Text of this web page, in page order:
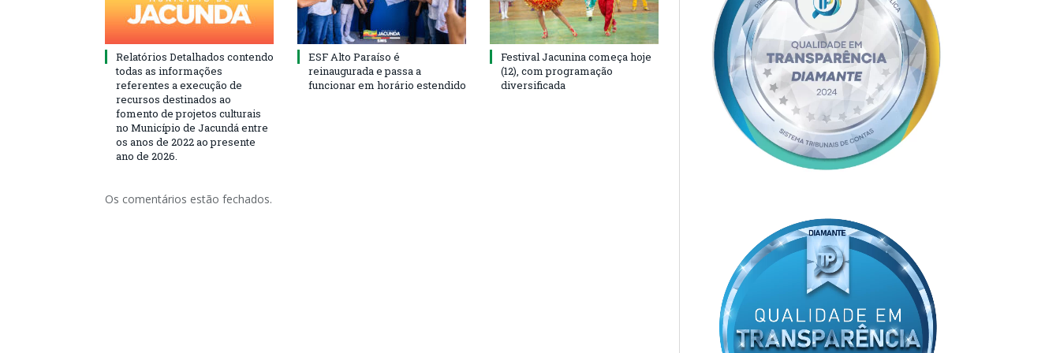
Relatórios Detalhados contendo
todas as informações
referentes a execução de
recursos destinados ao
fomento de projetos culturais
no Município de Jacundá entre
os anos de 2022 ao presente
ano de 2026.
ESF Alto Paraíso é
reinaugurada e passa a
funcionar em horário estendido
Festival Jacunina começa hoje
(12), com programação
diversificada
Os comentários estão fechados.